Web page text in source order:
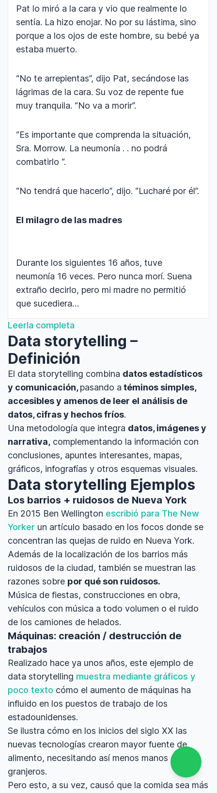
Pat lo miró a la cara y vio que realmente lo
sentía. La hizo enojar. No por su lástima, sino
porque a los ojos de este hombre, su bebé ya
estaba muerto.
“No te arrepientas”, dijo Pat, secándose las
lágrimas de la cara. Su voz de repente fue
muy tranquila. “No va a morir”.
“Es importante que comprenda la situación,
Sra. Morrow. La neumonía . . no podrá
combatirlo “.
“No tendrá que hacerlo”, dijo. “Lucharé por él”.
El milagro de las madres
Durante los siguientes 16 años, tuve
neumonía 16 veces. Pero nunca morí. Suena
extraño decirlo, pero mi madre no permitió
que sucediera…
Leerla completa
Data storytelling –
Definición
El data storytelling combina datos estadísticos
y comunicación,pasando a téminos simples,
accesibles y amenos de leer el análisis de
datos, cifras y hechos fríos.
Una metodología que integra datos, imágenes y
narrativa, complementando la información con
conclusiones, apuntes interesantes, mapas,
gráficos, infografías y otros esquemas visuales.
Data storytelling Ejemplos
Los barrios + ruidosos de Nueva York
En 2015 Ben Wellington escribió para The New
Yorker un artículo basado en los focos donde se
concentran las quejas de ruido en Nueva York.
Además de la localización de los barrios más
ruidosos de la ciudad, también se muestran las
razones sobre por qué son ruidosos.
Música de fiestas, construcciones en obra,
vehículos con música a todo volumen o el ruido
de los camiones de helados.
Máquinas: creación / destrucción de
trabajos
Realizado hace ya unos años, este ejemplo de
data storytelling muestra mediante gráficos y
poco texto cómo el aumento de máquinas ha
influido en los puestos de trabajo de los
estadounidenses.
Se ilustra cómo en los inicios del siglo XX las
nuevas tecnologías crearon mayor fuente de
alimento, necesitando así menos manos de
granjeros.
Pero esto, a su vez, causó que la comida sea más